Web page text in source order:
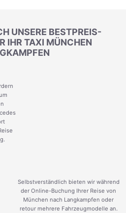
UNSERE BESTPREIS-
IHR TAXI MÜNCHEN
Selbstverständlich bieten wir während
der Online-Buchung Ihrer Reise von
München nach Langkampfen oder
retour mehrere Fahrzeugmodelle an.